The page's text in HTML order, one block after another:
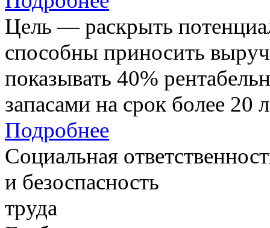
Цель — раскрыть
способны приносить
показывать 40%
запасами на срок более 20
Подробнее
Социальная
и безоспасность
труда